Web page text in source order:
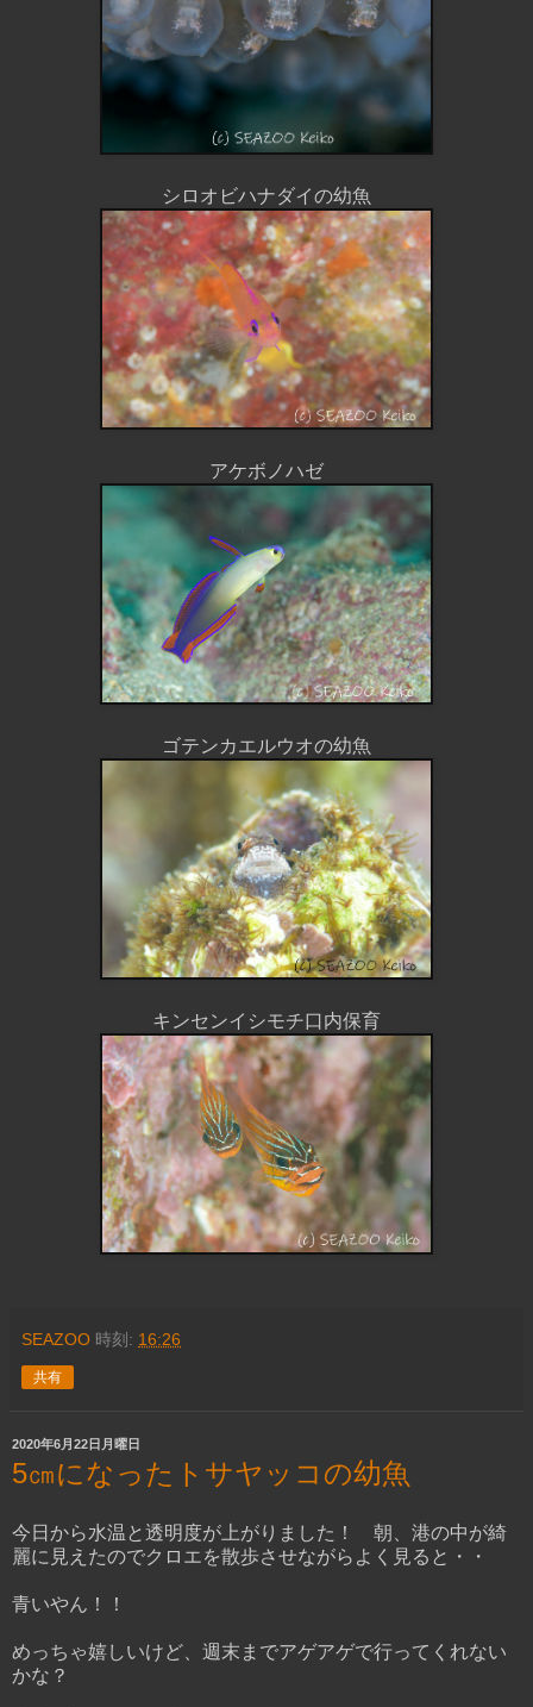
シロオビハナダイの幼魚
アケボノハゼ
ゴテンカエルウオの幼魚
キンセンイシモチ口内保育
SEAZOO 時刻: 16:26
共有
2020年6月22日月曜日
5㎝になったトサヤッコの幼魚
今日から水温と透明度が上がりました！ 朝、港の中が綺
麗に見えたのでクロエを散歩させながらよく見ると・・
青いやん！！
めっちゃ嬉しいけど、週末までアゲアゲで行ってくれない
かな？